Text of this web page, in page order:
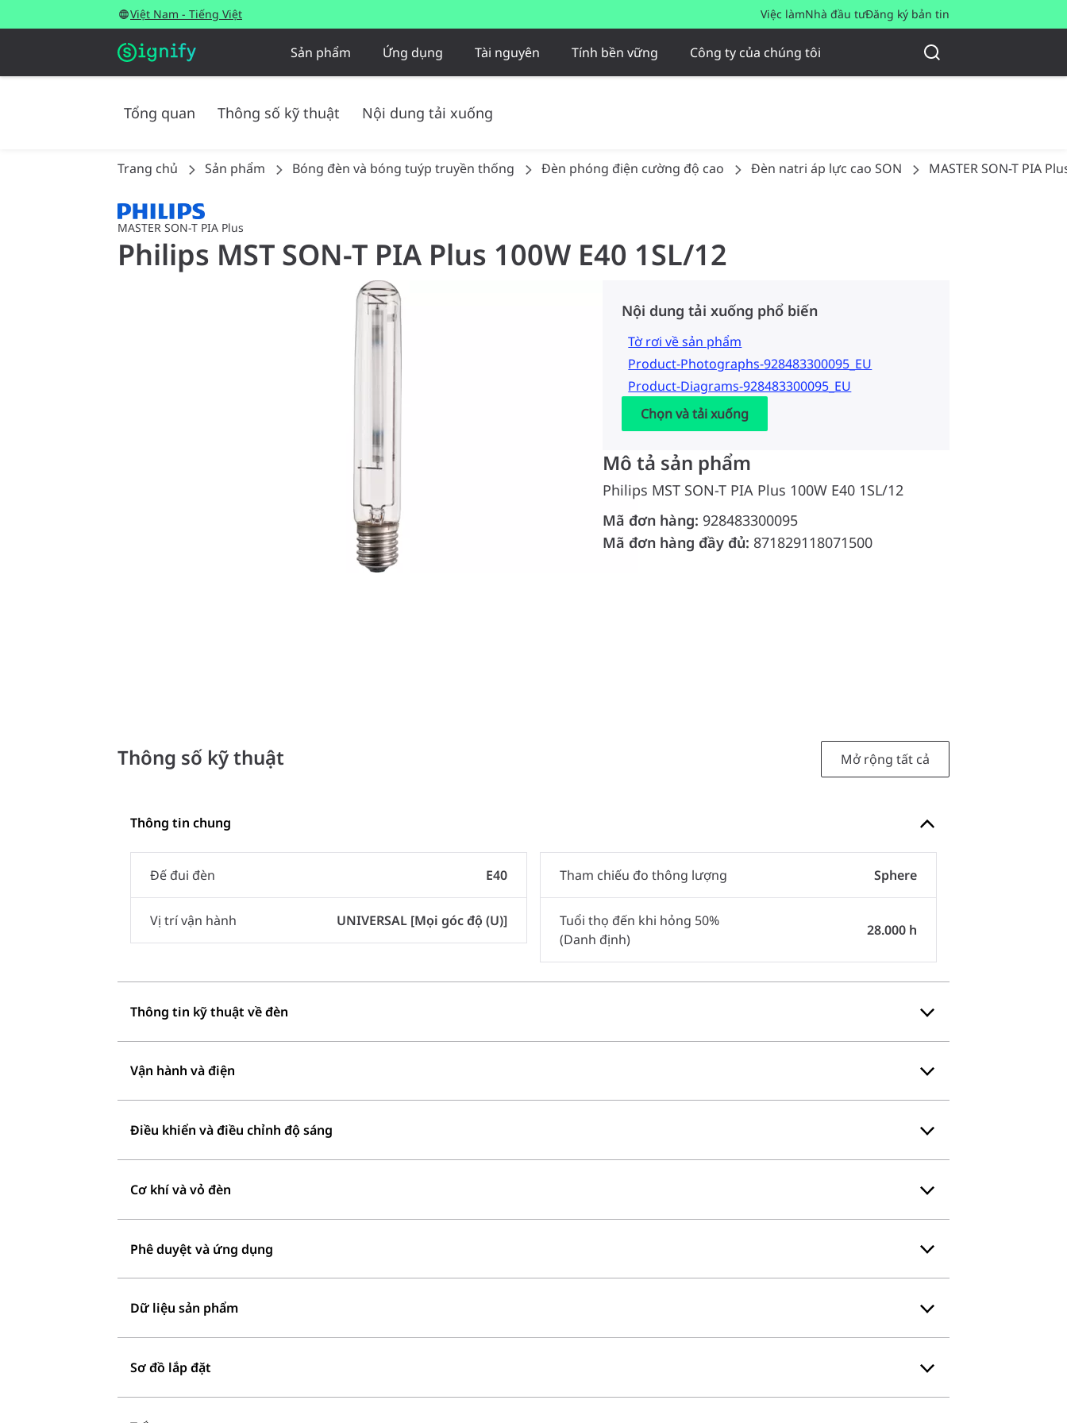
Việt Nam - Tiếng Việt Việc làmNhà đầu tưĐăng ký bản tin
Sản phẩm Ứng dụng Tài nguyên Tính bền vững Công ty của chúng tôi
Tổng quan Thông số kỹ thuật Nội dung tải xuống
Trang chủ Sản phẩm Bóng đèn và bóng tuýp truyền thống Đèn phóng điện cường độ cao Đèn natri áp lực cao SON MASTER SON-T PIA
MASTER SON-T PIA Plus
Philips MST SON-T PIA Plus 100W E40 1SL/12
Nội dung tải xuống phổ biến
Tờ rơi về sản phẩm
Product-Photographs-928483300095_EU
Product-Diagrams-928483300095_EU
Chọn và tải xuống
Mô tả sản phẩm
Philips MST SON-T PIA Plus 100W E40 1SL/12
Mã đơn hàng: 928483300095
Mã đơn hàng đầy đủ: 871829118071500
Thông số kỹ thuật Mở rộng tất cả
Thông tin chung
Đế đui đèn E40
Vị trí vận hành UNIVERSAL [Mọi góc độ (U)]
Tham chiếu đo thông lượng Sphere
Tuổi thọ đến khi hỏng 50%
(Danh định)
28.000 h
Thông tin kỹ thuật về đèn
Vận hành và điện
Điều khiển và điều chỉnh độ sáng
Cơ khí và vỏ đèn
Phê duyệt và ứng dụng
Dữ liệu sản phẩm
Sơ đồ lắp đặt